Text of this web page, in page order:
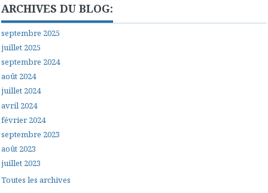
ARCHIVES DU BLOG:
septembre 2025
juillet 2025
septembre 2024
août 2024
juillet 2024
avril 2024
février 2024
septembre 2023
août 2023
juillet 2023
Toutes les archives